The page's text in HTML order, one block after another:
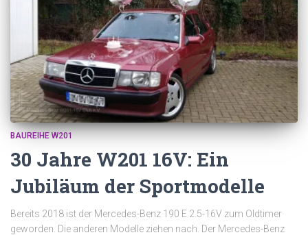
BAUREIHE W201
30 Jahre W201 16V: Ein
Jubiläum der Sportmodelle
Bereits 2018 ist der Mercedes-Benz 190 E 2.5-16V zum Oldtimer
geworden. Die anderen Modelle ziehen nach. Der Mercedes-Benz